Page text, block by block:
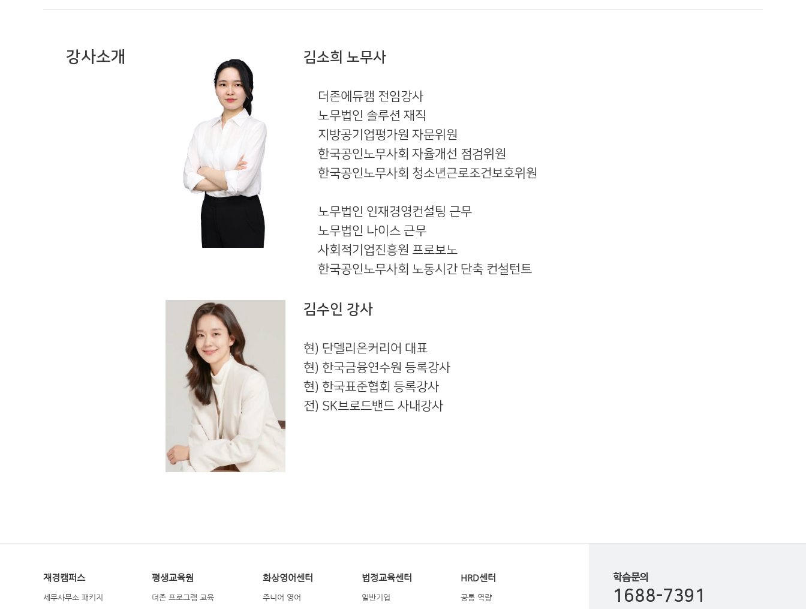
강사소개 김소희 노무사
現 더존에듀캠 전임강사
現 노무법인 솔루션 재직
現 지방공기업평가원 자문위원
現 한국공인노무사회 자율개선 점검위원
現 한국공인노무사회 청소년근로조건보호위원
前 노무법인 인재경영컨설팅 근무
前 노무법인 나이스 근무
前 사회적기업진흥원 프로보노
前 한국공인노무사회 노동시간 단축 컨설턴트
김수인 강사
현) 단델리온커리어 대표
현) 한국금융연수원 등록강사
현) 한국표준협회 등록강사
전) SK브로드밴드 사내강사
재경캠퍼스
세무사무소 패키지
평생교육원
더존 프로그램 교육
화상영어센터
주니어 영어
법정교육센터
일반기업
HRD센터
공통 역량
학습문의
1688-7391